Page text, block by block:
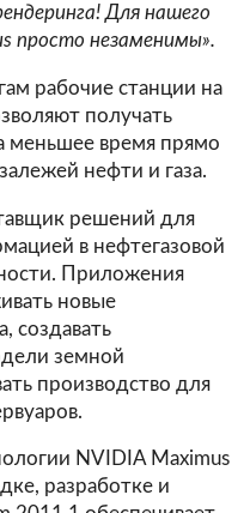
Для нашего
просто незаменимы».
рабочие станции на
получать
меньшее время прямо
нефти и газа.
решений для
в нефтегазовой
Приложения
новые
создавать
земной
производство для
NVIDIA Maximus
разработке и